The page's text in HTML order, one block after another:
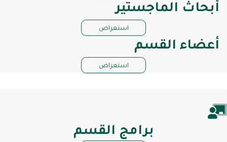
أبحاث الماجستير
استعراض
أعضاء القسم
استعراض
برامج القسم